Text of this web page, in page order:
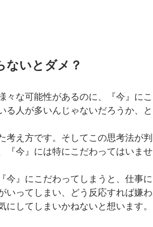
ないとダメ？
々な可能性があるのに、『今』に
人が多いんじゃないだろうか、と
考え方です。そしてこの思考法が
今』には特にこだわってはいませ
今』にこだわってしまうと、仕事
いってしまい、どう反応すれば嫌
にしてしまいかねないと想います。